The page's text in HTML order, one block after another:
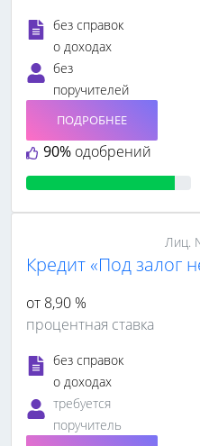
без справок
о доходах
без
поручителей
90% одобрений
ПОДРОБНЕЕ
Лиц.
Кредит «Под залог
от 8,90 %
процентная ставка
без справок
о доходах
требуется
поручитель